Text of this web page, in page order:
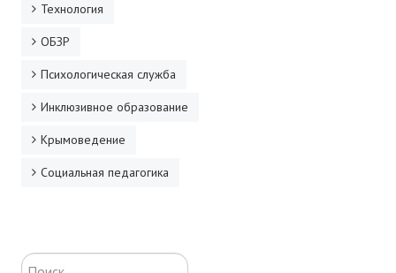
Технология
ОБЗР
Психологическая служба
Инклюзивное образование
Крымоведение
Социальная педагогика
Искать...